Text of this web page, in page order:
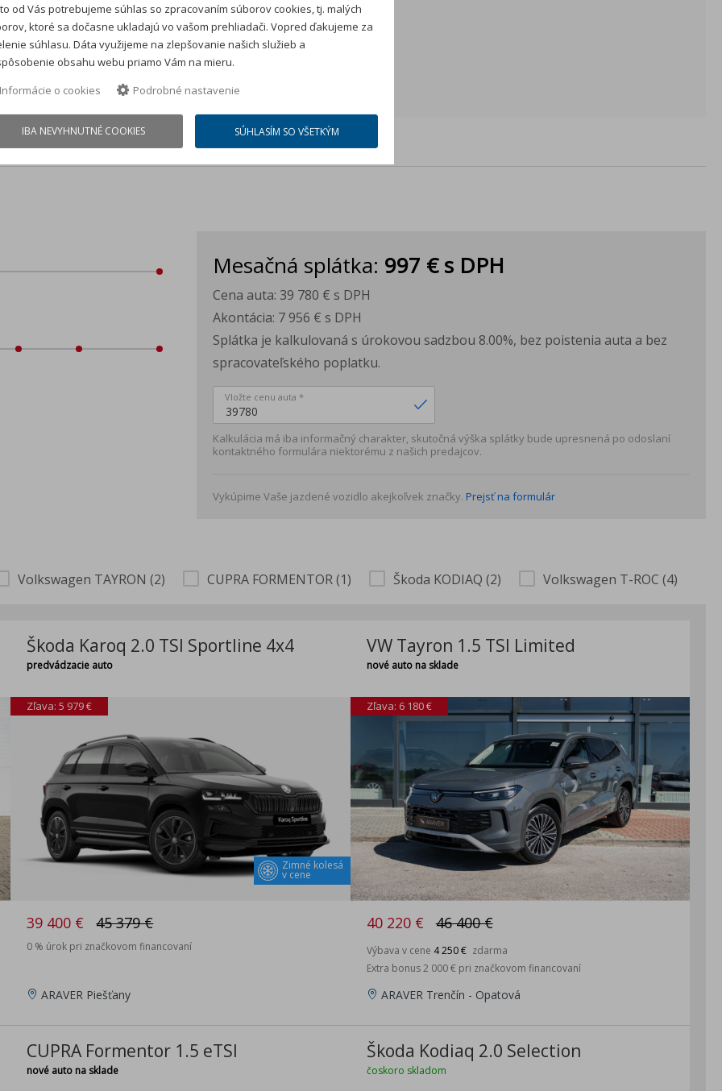
vonkajšou anténou - USB-C v stredovej konzole vzadu 2x
(len nabíjanie) (hlasové ovládanie a navigovanie len vo
vybraných jazykoch)
Zariadenie ťažné, sklápateľné, čiastočne elektricky ovládané
- Asistent manipulácie a cúvania s prívesom Trailer Assist
Mesačná splátka: 997 €s DPH
Cena auta: 39 780 € s DPH
Akontácia: 7 956 € s DPH
Splátka je kalkulovaná s úrokovou sadzbou 8.00%, bez poistenia auta a bez
spracovateľského poplatku.
Vložte cenu auta *
Kalkulácia má iba informačný charakter, skutočná výška splátky bude upresnená po odoslaní
kontaktného formulára niektorému z našich predajcov.
Vykúpime Vaše jazdené vozidlo akejkoľvek značky. Prejsť na formulár
Volkswagen TAYRON (2) CUPRA FORMENTOR (1) Škoda KODIAQ (2) Volkswagen T-ROC (4)
Škoda Karoq 2.0 TSI Sportline 4x4
predvádzacie auto
Zimné kolesá
v cene
Zľava: 5 979 €
39 400 € 45 379 €
0 % úrok pri značkovom financovaní
ARAVER Piešťany
VW Tayron 1.5 TSI Limited
nové auto na sklade
Zľava: 6 180 €
40 220 € 46 400 €
Výbava v cene 4 250 € zdarma
Extra bonus 2 000 € pri značkovom financovaní
ARAVER Trenčín - Opatová
CUPRA Formentor 1.5 eTSI
nové auto na sklade
Škoda Kodiaq 2.0 Selection
čoskoro skladom
od Vás potrebujeme súhlas so zpracovaním súborov cookies, tj. malých
ktoré sa dočasne ukladajú vo vašom prehliadači. Vopred ďakujeme za
súhlasu. Dáta využijeme na zlepšovanie našich služieb a
obsahu webu priamo Vám na mieru.
Informácie o cookies
Podrobné nastavenie
IBA NEVYHNUTNÉ COOKIES SÚHLASÍM SO VŠETKÝM